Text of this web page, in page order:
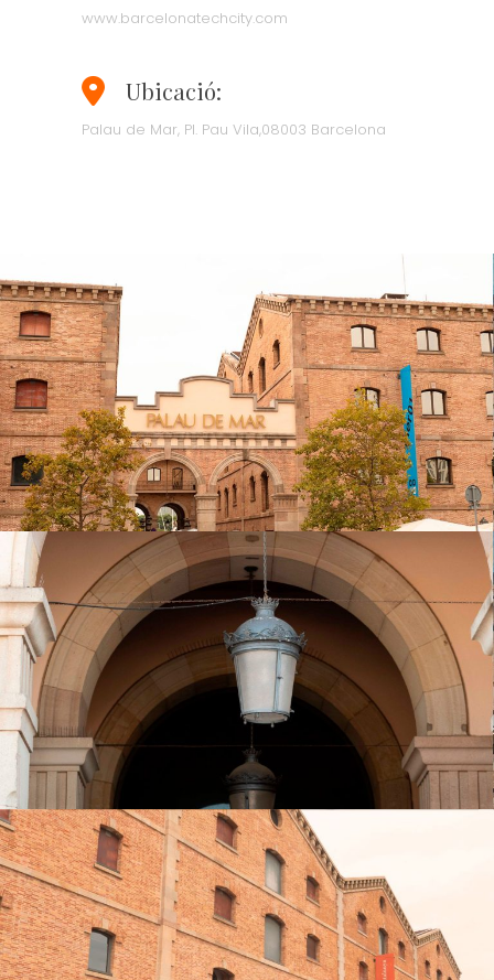
www.barcelonatechcity.com
Ubicació:
Palau de Mar, Pl. Pau Vila,08003 Barcelona